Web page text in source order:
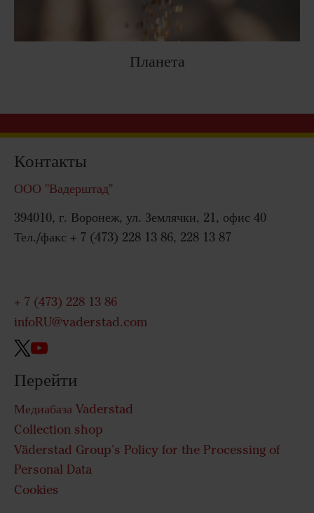
Планета
Контакты
ООО "Вадерштад"
394010, г. Воронеж, ул. Землячки, 21, офис 40
Тел./факс + 7 (473) 228 13 86, 228 13 87
+ 7 (473) 228 13 86
infoRU@vaderstad.com
Перейти
Медиабаза Vaderstad
Collection shop
Väderstad Group’s Policy for the Processing of
Personal Data
Cookies